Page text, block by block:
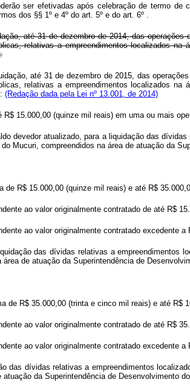
ser efetivadas após celebração de termo
dos §§ 1º e 4º do art. 5º e do art. 6º .
até 31 de dezembro de 2014, das
relativas a empreendimentos localizados
até 31 de dezembro de 2015, das
relativas a empreendimentos localizados
(Redação dada pela Lei nº 13.001, de 2014)
15.000,00 (quinze mil reais) em uma ou mais
devedor atualizado, para a liquidação das
Mucuri, compreendidos na área de atuação da
R$ 15.000,00 (quinze mil reais) e até R$
ao valor originalmente contratado de até R$
ao valor originalmente contratado excedente
das dívidas relativas a
de atuação da Superintendência de
de R$ 35.000,00 (trinta e cinco mil reais) e até
ao valor originalmente contratado de até R$
ao valor originalmente contratado excedente
das dívidas relativas a empreendimentos
da Superintendência de Desenvolvimento